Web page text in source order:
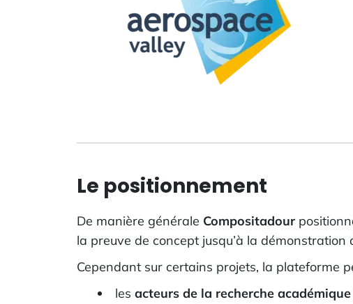
Le positionnement
De manière générale Compositadour
la preuve de concept jusqu’à la
Cependant sur certains projets, la plateforme
les acteurs de la recherche académique